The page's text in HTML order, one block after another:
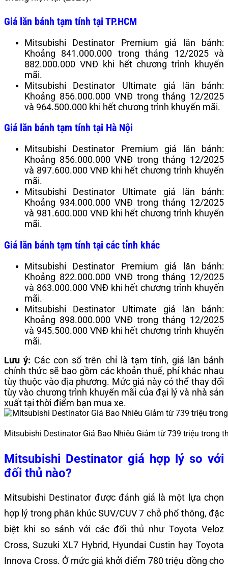
Giá lăn bánh tạm tính tại TP.HCM
Mitsubishi Destinator Premium giá lăn bánh:
Khoảng 841.000.000 trong tháng 12/2025 và
882.000.000 VNĐ khi hết chương trình khuyến
mãi.
Mitsubishi Destinator Ultimate giá lăn bánh:
Khoảng 856.000.000 VNĐ trong tháng 12/2025
và 964.500.000 khi hết chương trình khuyến mãi.
Giá lăn bánh tạm tính tại Hà Nội
Mitsubishi Destinator Premium giá lăn bánh:
Khoảng 856.000.000 VNĐ trong tháng 12/2025
và 897.600.000 VNĐ khi hết chương trình khuyến
mãi.
Mitsubishi Destinator Ultimate giá lăn bánh:
Khoảng 934.000.000 VNĐ trong tháng 12/2025
và 981.600.000 VNĐ khi hết chương trình khuyến
mãi.
Giá lăn bánh tạm tính tại các tỉnh khác
Mitsubishi Destinator Premium giá lăn bánh:
Khoảng 822.000.000 VNĐ trong tháng 12/2025
và 863.000.000 VNĐ khi hết chương trình khuyến
mãi.
Mitsubishi Destinator Ultimate giá lăn bánh:
Khoảng 898.000.000 VNĐ trong tháng 12/2025
và 945.500.000 VNĐ khi hết chương trình khuyến
mãi.
Lưu ý: Các con số trên chỉ là tạm tính, giá lăn bánh
chính thức sẽ bao gồm các khoản thuế, phí khác nhau
tùy thuộc vào địa phương. Mức giá này có thể thay đổi
tùy vào chương trình khuyến mãi của đại lý và nhà sản
xuất tại thời điểm bạn mua xe.
Mitsubishi Destinator Giá Bao Nhiêu Giảm từ 739 triệu trong
Mitsubishi Destinator giá hợp lý so với
đối thủ nào?
Mitsubishi Destinator được đánh giá là một lựa chọn
hợp lý trong phân khúc SUV/CUV 7 chỗ phổ thông, đặc
biệt khi so sánh với các đối thủ như Toyota Veloz
Cross, Suzuki XL7 Hybrid, Hyundai Custin hay Toyota
Innova Cross. Ở mức giá khởi điểm 780 triệu đồng cho